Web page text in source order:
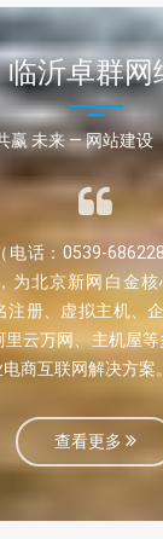
临沂卓群网
赢 未来 — 网站建设
电话：0539-
为北京新网白金
注册、虚拟主机、
云万网、主机屋
商互联网解决方案。
查看更多